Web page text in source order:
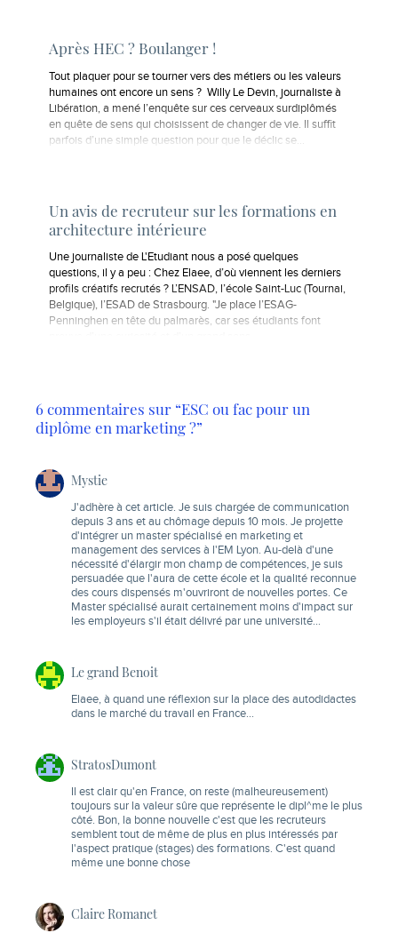
Après HEC ? Boulanger !
Tout plaquer pour se tourner vers des métiers ou les valeurs
humaines ont encore un sens ? Willy Le Devin, journaliste à
Libération, a mené l’enquête sur ces cerveaux surdiplômés
en quête de sens qui choisissent de changer de vie. Il suffit
parfois d’une simple question pour que le déclic se…
Un avis de recruteur sur les formations en
architecture intérieure
Une journaliste de L'Etudiant nous a posé quelques
questions, il y a peu : Chez Elaee, d’où viennent les derniers
profils créatifs recrutés ? L’ENSAD, l’école Saint-Luc (Tournai,
Belgique), l’ESAD de Strasbourg. "Je place l’ESAG-
Penninghen en tête du palmarès, car ses étudiants font
6 commentaires sur “ESC ou fac pour un
diplôme en marketing ?”
Mystie
J'adhère à cet article. Je suis chargée de communication
depuis 3 ans et au chômage depuis 10 mois. Je projette
d'intégrer un master spécialisé en marketing et
management des services à l'EM Lyon. Au-delà d'une
nécessité d'élargir mon champ de compétences, je suis
persuadée que l'aura de cette école et la qualité reconnue
des cours dispensés m'ouvriront de nouvelles portes. Ce
Master spécialisé aurait certainement moins d'impact sur
les employeurs s'il était délivré par une université…
Le grand Benoit
Elaee, à quand une réflexion sur la place des autodidactes
dans le marché du travail en France…
StratosDumont
Il est clair qu'en France, on reste (malheureusement)
toujours sur la valeur sûre que représente le dipl^me le plus
côté. Bon, la bonne nouvelle c'est que les recruteurs
semblent tout de même de plus en plus intéressés par
l'aspect pratique (stages) des formations. C'est quand
même une bonne chose
Claire Romanet